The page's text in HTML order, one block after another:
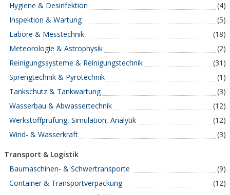
Hygiene & Desinfektion
(4)
Inspektion & Wartung
(5)
Labore & Messtechnik
(18)
Meteorologie & Astrophysik
(2)
Reinigungssysteme & Reinigungstechnik
(31)
Sprengtechnik & Pyrotechnik
(1)
Tankschutz & Tankwartung
(3)
Wasserbau & Abwassertechnik
(12)
Werkstoffprüfung, Simulation, Analytik
(12)
Wind- & Wasserkraft
(3)
Transport & Logistik
Baumaschinen- & Schwertransporte
(9)
Container & Transportverpackung
(12)